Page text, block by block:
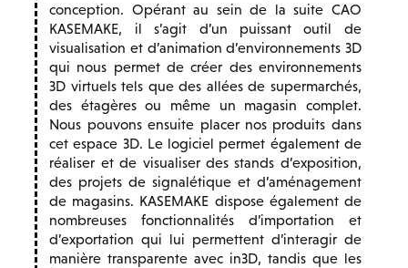
conception. Opérant au sein de la suite CAO
KASEMAKE, il s’agit d’un puissant outil de
visualisation et d’animation d’environnements 3D
qui nous permet de créer des environnements
3D virtuels tels que des allées de supermarchés,
des étagères ou même un magasin complet.
Nous pouvons ensuite placer nos produits dans
cet espace 3D. Le logiciel permet également de
réaliser et de visualiser des stands d’exposition,
des projets de signalétique et d’aménagement
de magasins. KASEMAKE dispose également de
nombreuses fonctionnalités d’importation et
d’exportation qui lui permettent d’interagir de
manière transparente avec in3D, tandis que les